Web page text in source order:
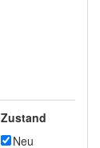
Zustand
Neu